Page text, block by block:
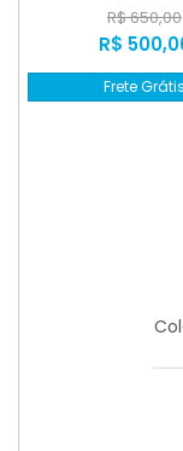
R$ 650,00
R$
Frete Grátis